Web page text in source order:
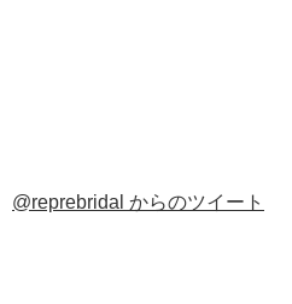
@reprebridal からのツイート